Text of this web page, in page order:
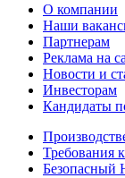
О компании
Наши
Партнерам
Реклама на
Новости и
Инвесторам
Кандидаты
Требования
Безопасный